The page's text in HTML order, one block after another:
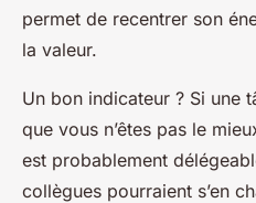
permet de recentrer son
la valeur.
Un bon indicateur ? Si une
que vous n’êtes pas le
est probablement
collègues pourraient s’en